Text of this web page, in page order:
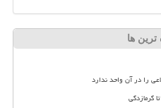
ترین ها
را در آن واحد ندارد
گرمازدگی